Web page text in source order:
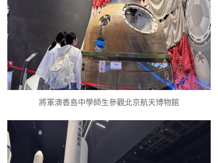
將軍澳香島中學師生參觀北京航天博物館